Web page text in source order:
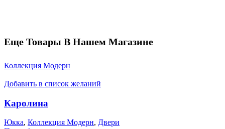
Еще Товары В Нашем Магазине
Коллекция Модерн
Добавить в список желаний
Каролина
Юкка, Коллекция Модерн, Двери